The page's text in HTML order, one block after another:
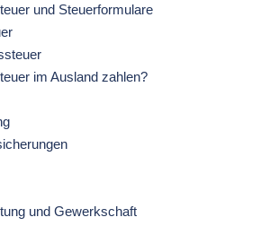
und Steuerformulare
im Ausland zahlen?
und Gewerkschaft